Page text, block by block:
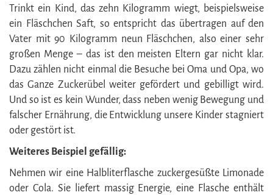
Trinkt ein Kind, das zehn Kilogramm wiegt, beispielsweise
ein Fläschchen Saft, so entspricht das übertragen auf den
Vater mit 90 Kilogramm neun Fläschchen, also einer sehr
großen Menge – das ist den meisten Eltern gar nicht klar.
Dazu zählen nicht einmal die Besuche bei Oma und Opa, wo
das Ganze Zuckerübel weiter gefördert und gebilligt wird.
Und so ist es kein Wunder, dass neben wenig Bewegung und
falscher Ernährung, die Entwicklung unsere Kinder stagniert
oder gestört ist.
Weiteres Beispiel gefällig:
Nehmen wir eine Halbliterflasche zuckergesüßte Limonade
oder Cola. Sie liefert massig Energie, eine Flasche enthält